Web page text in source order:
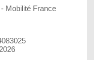
Mobilité France